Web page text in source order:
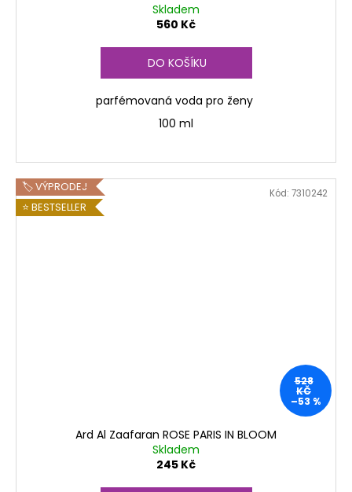
Skladem
560 Kč
DO KOŠÍKU
parfémovaná voda pro ženy
100 ml
🏷️ VÝPRODEJ
⭐ BESTSELLER
528
KČ
–53 %
Ard Al Zaafaran ROSE PARIS IN BLOOM
Skladem
245 Kč
Kód: 7310242